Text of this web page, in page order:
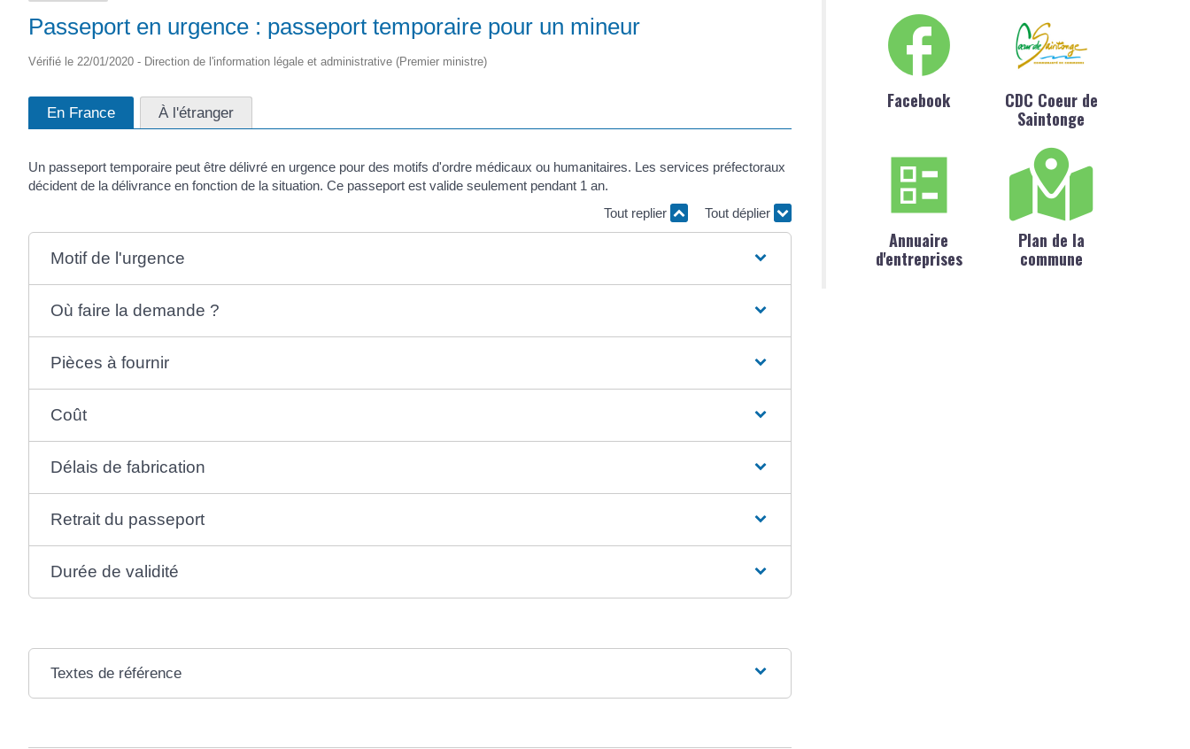
Passeport en urgence : passeport temporaire pour un mineur
Vérifié le 22/01/2020 - Direction de l'information légale et administrative (Premier ministre)
En France À l'étranger
Un passeport temporaire peut être délivré en urgence pour des motifs d'ordre médicaux ou humanitaires. Les services préfectoraux
décident de la délivrance en fonction de la situation. Ce passeport est valide seulement pendant 1 an.
Tout replier
Tout déplier
Motif de l'urgence
Où faire la demande ?
Pièces à fournir
Coût
Délais de fabrication
Retrait du passeport
Durée de validité
Textes de référence
Facebook
CDC Coeur de
Saintonge
Annuaire
d'entreprises
Plan de la
commune